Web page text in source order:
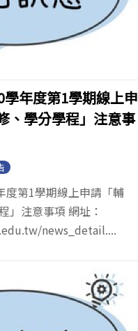
年度第1學期線上申
、學分學程」注意事
度第1學期線上申請「輔
」注意事項 網址：
news_detail....